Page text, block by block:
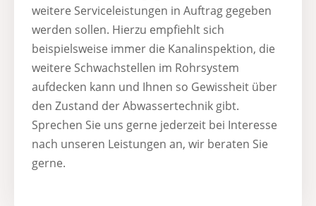
weitere Serviceleistungen in Auftrag gegeben
werden sollen. Hierzu empfiehlt sich
beispielsweise immer die Kanalinspektion, die
weitere Schwachstellen im Rohrsystem
aufdecken kann und Ihnen so Gewissheit über
den Zustand der Abwassertechnik gibt.
Sprechen Sie uns gerne jederzeit bei Interesse
nach unseren Leistungen an, wir beraten Sie
gerne.